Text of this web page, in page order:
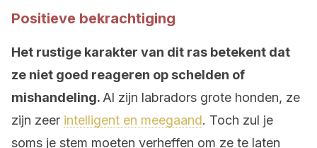
Positieve bekrachtiging
Het rustige karakter van dit ras betekent dat
ze niet goed reageren op schelden of
mishandeling. Al zijn labradors grote honden, ze
zijn zeer intelligent en meegaand. Toch zul je
soms je stem moeten verheffen om ze te laten